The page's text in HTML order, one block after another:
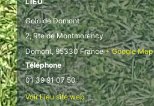
Gold de Domont
2, Rte de Montmorency
Domont, 95330 France + Google Map
Téléphone
01 39 91 07 50
Voir Lieu site web